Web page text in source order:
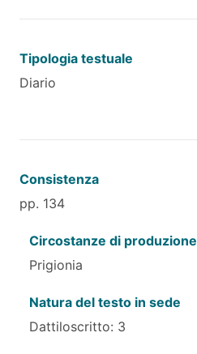
Tipologia testuale
Diario
Consistenza
pp. 134
Circostanze di produzione
Prigionia
Natura del testo in sede
Dattiloscritto: 3